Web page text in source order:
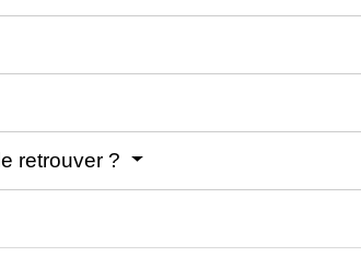
retrouver ?